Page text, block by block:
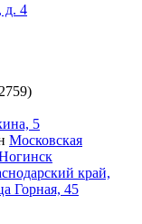
д. 4
5
Московская
край,
Горная, 45